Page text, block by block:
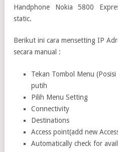
Handphone Nokia 5800
static.
Berikut ini cara mensetting IP
secara manual :
Tekan Tombol Menu
putih
Pilih Menu Setting
Connectivity
Destinations
Access point(add new
Automatically check for